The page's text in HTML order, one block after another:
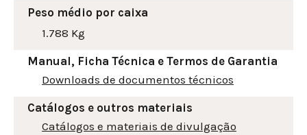
Peso médio por caixa
1.788 Kg
Manual, Ficha Técnica e Termos de Garantia
Downloads de documentos técnicos
Catálogos e outros materiais
Catálogos e materiais de divulgação